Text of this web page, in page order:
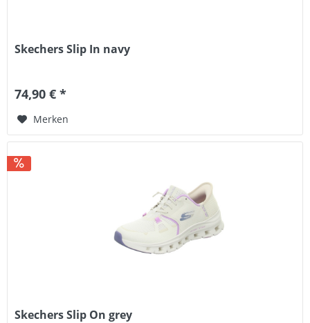
Skechers Slip In navy
74,90 € *
Merken
Skechers Slip On grey